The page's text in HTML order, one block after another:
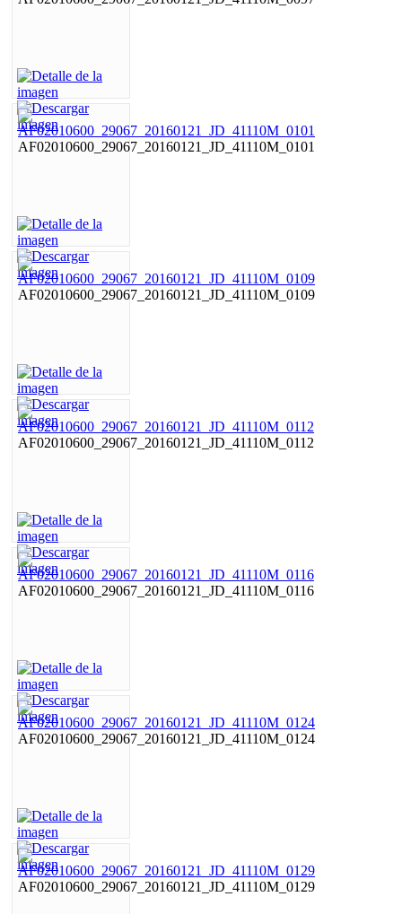
AF02010600_29067_20160121_JD_41110M_0101
AF02010600_29067_20160121_JD_41110M_0109
AF02010600_29067_20160121_JD_41110M_0112
AF02010600_29067_20160121_JD_41110M_0116
AF02010600_29067_20160121_JD_41110M_0124
AF02010600_29067_20160121_JD_41110M_0129